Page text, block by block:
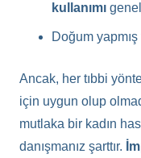
kullanımı
Doğum
Ancak, her tıbbi
için uygun olup
mutlaka bir kadın
danışmanız şarttır.